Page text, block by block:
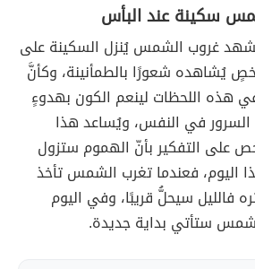
سكينة عند البأس
غروب الشمس يُنزل السكينة على
يُشاهده شعورًا بالطمأنينة، وكأنَّ
هذه اللحظات لينعم الكون بهدوءٍ
في النفس، ويُساعد هذا
على التفكير بأنّ الهموم ستزول
اليوم، فعندما تغرب الشمس تأخذ
فالليل سيحلُّ قريبًا، وفي اليوم
ستأتي بداية جديدة.